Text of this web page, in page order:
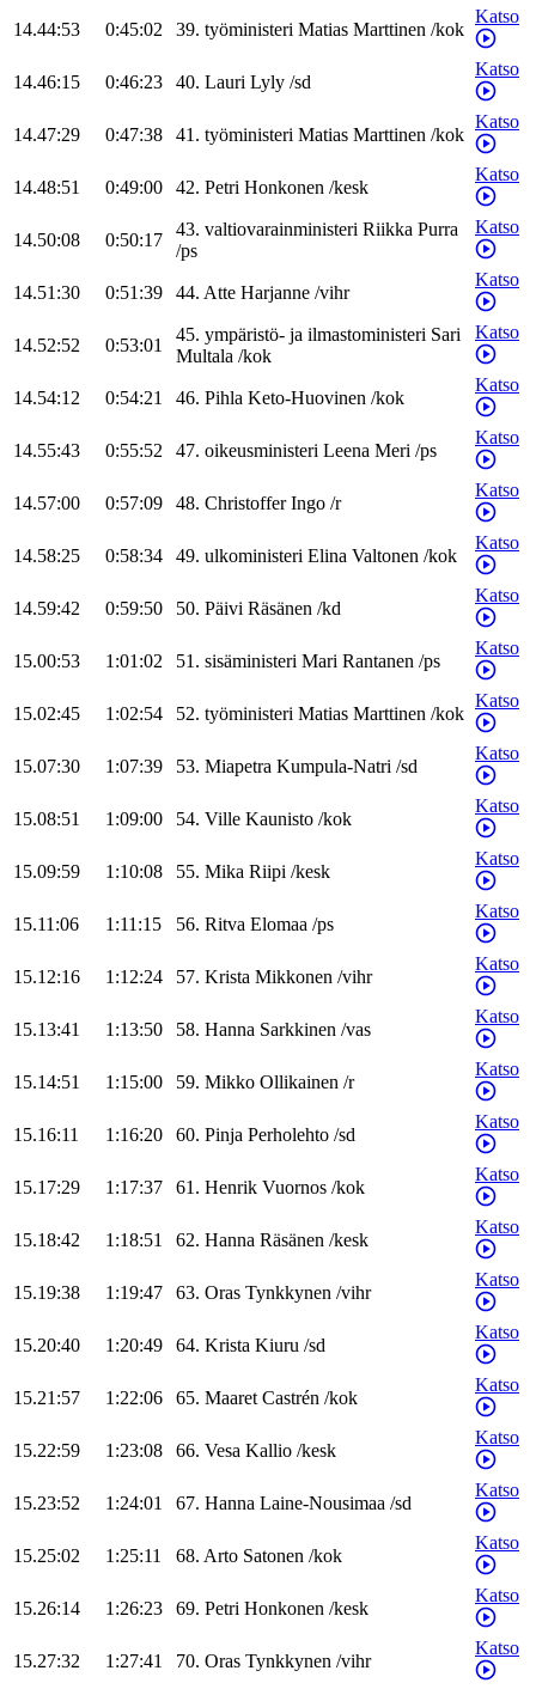
14.44:53 0:45:02 39. työministeri Matias Marttinen /kok
Katso
14.46:15 0:46:23 40. Lauri Lyly /sd
Katso
14.47:29 0:47:38 41. työministeri Matias Marttinen /kok
Katso
14.48:51 0:49:00 42. Petri Honkonen /kesk
Katso
14.50:08 0:50:17
43. valtiovarainministeri Riikka Purra
/ps
Katso
14.51:30 0:51:39 44. Atte Harjanne /vihr
Katso
14.52:52 0:53:01
45. ympäristö- ja ilmastoministeri Sari
Multala /kok
Katso
14.54:12 0:54:21 46. Pihla Keto-Huovinen /kok
Katso
14.55:43 0:55:52 47. oikeusministeri Leena Meri /ps
Katso
14.57:00 0:57:09 48. Christoffer Ingo /r
Katso
14.58:25 0:58:34 49. ulkoministeri Elina Valtonen /kok
Katso
14.59:42 0:59:50 50. Päivi Räsänen /kd
Katso
15.00:53 1:01:02 51. sisäministeri Mari Rantanen /ps
Katso
15.02:45 1:02:54 52. työministeri Matias Marttinen /kok
Katso
15.07:30 1:07:39 53. Miapetra Kumpula-Natri /sd
Katso
15.08:51 1:09:00 54. Ville Kaunisto /kok
Katso
15.09:59 1:10:08 55. Mika Riipi /kesk
Katso
15.11:06 1:11:15 56. Ritva Elomaa /ps
Katso
15.12:16 1:12:24 57. Krista Mikkonen /vihr
Katso
15.13:41 1:13:50 58. Hanna Sarkkinen /vas
Katso
15.14:51 1:15:00 59. Mikko Ollikainen /r
Katso
15.16:11 1:16:20 60. Pinja Perholehto /sd
Katso
15.17:29 1:17:37 61. Henrik Vuornos /kok
Katso
15.18:42 1:18:51 62. Hanna Räsänen /kesk
Katso
15.19:38 1:19:47 63. Oras Tynkkynen /vihr
Katso
15.20:40 1:20:49 64. Krista Kiuru /sd
Katso
15.21:57 1:22:06 65. Maaret Castrén /kok
Katso
15.22:59 1:23:08 66. Vesa Kallio /kesk
Katso
15.23:52 1:24:01 67. Hanna Laine-Nousimaa /sd
Katso
15.25:02 1:25:11 68. Arto Satonen /kok
Katso
15.26:14 1:26:23 69. Petri Honkonen /kesk
Katso
15.27:32 1:27:41 70. Oras Tynkkynen /vihr
Katso